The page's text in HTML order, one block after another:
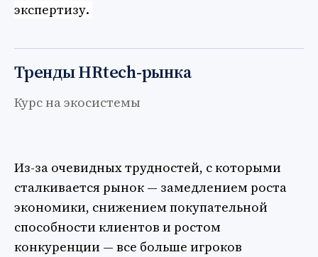
экспертизу.
Тренды HRtech-рынка
Курс на экосистемы
Из-за очевидных трудностей, с которыми
сталкивается рынок — замедлением роста
экономики, снижением покупательной
способности клиентов и ростом
конкуренции — все больше игроков